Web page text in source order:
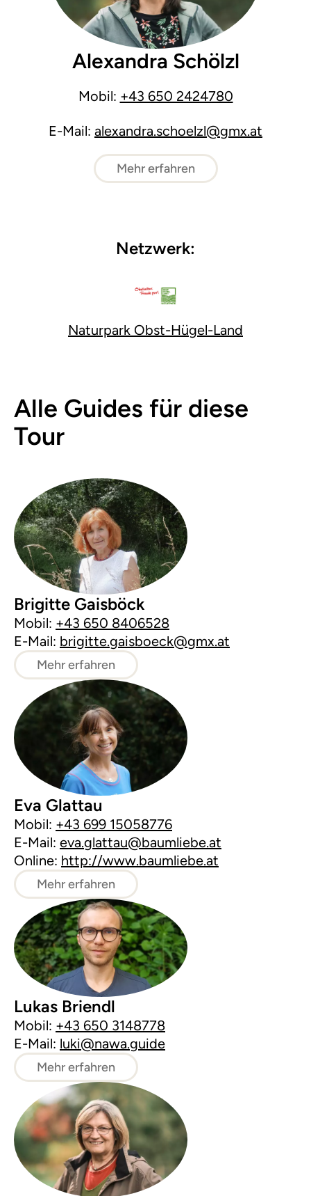
Alexandra Schölzl
Mobil: +43 650 2424780
E-Mail: alexandra.schoelzl@gmx.at
Mehr erfahren
Netzwerk:
Naturpark Obst-Hügel-Land
Alle Guides für diese
Tour
Brigitte Gaisböck
Mobil: +43 650 8406528
E-Mail: brigitte.gaisboeck@gmx.at
Mehr erfahren
Eva Glattau
Mobil: +43 699 15058776
E-Mail: eva.glattau@baumliebe.at
Online: http://www.baumliebe.at
Mehr erfahren
Lukas Briendl
Mobil: +43 650 3148778
E-Mail: luki@nawa.guide
Mehr erfahren